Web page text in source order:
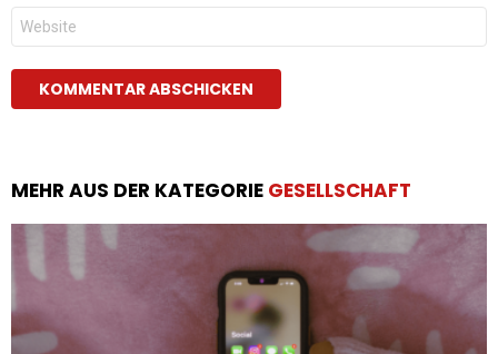
Website
MEHR AUS DER KATEGORIE GESELLSCHAFT